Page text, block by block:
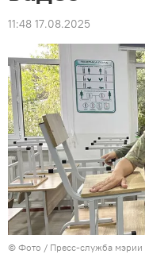
11:48 17.08.2025
© Фото / Пресс-служба